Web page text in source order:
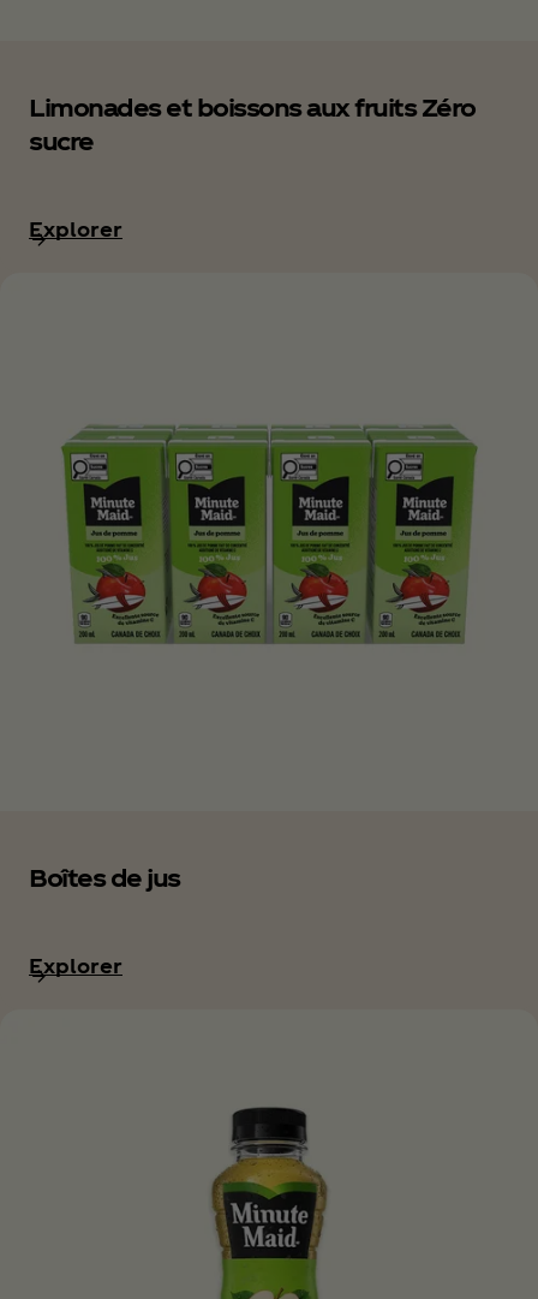
Limonades et boissons aux fruits Zéro
sucre
Explorer
Boîtes de jus
Explorer